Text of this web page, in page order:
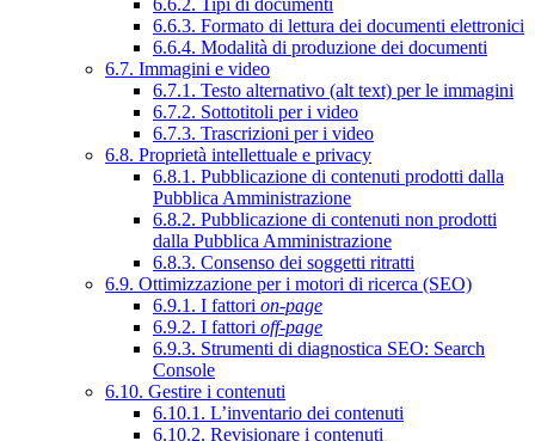
6.6.2. Tipi di documenti
6.6.3. Formato di lettura dei documenti elettronici
6.6.4. Modalità di produzione dei documenti
6.7. Immagini e video
6.7.1. Testo alternativo (alt text) per le immagini
6.7.2. Sottotitoli per i video
6.7.3. Trascrizioni per i video
6.8. Proprietà intellettuale e privacy
6.8.1. Pubblicazione di contenuti prodotti dalla
Pubblica Amministrazione
6.8.2. Pubblicazione di contenuti non prodotti
dalla Pubblica Amministrazione
6.8.3. Consenso dei soggetti ritratti
6.9. Ottimizzazione per i motori di ricerca (SEO)
6.9.1. I fattori on-page
6.9.2. I fattori off-page
6.9.3. Strumenti di diagnostica SEO: Search
Console
6.10. Gestire i contenuti
6.10.1. L’inventario dei contenuti
6.10.2. Revisionare i contenuti